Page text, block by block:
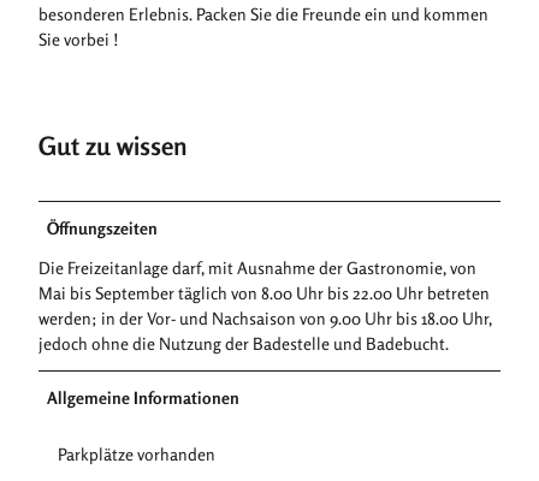
besonderen Erlebnis. Packen Sie die Freunde ein und kommen
Sie vorbei !
Gut zu wissen
Öffnungszeiten
Die Freizeitanlage darf, mit Ausnahme der Gastronomie, von
Mai bis September täglich von 8.00 Uhr bis 22.00 Uhr betreten
werden; in der Vor- und Nachsaison von 9.00 Uhr bis 18.00 Uhr,
jedoch ohne die Nutzung der Badestelle und Badebucht.
Allgemeine Informationen
Parkplätze vorhanden